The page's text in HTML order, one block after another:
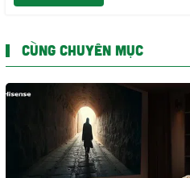
CÙNG CHUYÊN MỤC